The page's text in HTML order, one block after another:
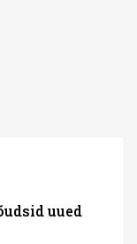
uued